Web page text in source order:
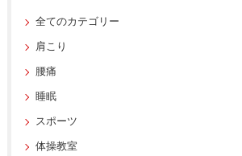
全てのカテゴリー
肩こり
腰痛
睡眠
スポーツ
体操教室